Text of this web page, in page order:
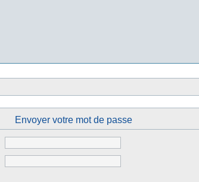
Envoyer votre mot de passe